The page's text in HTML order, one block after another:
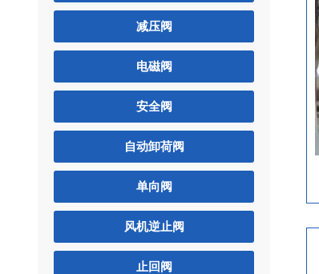
减压阀
电磁阀
安全阀
自动卸荷阀
单向阀
风机逆止阀
止回阀